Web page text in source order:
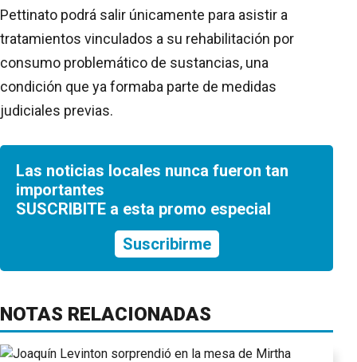
Pettinato podrá salir únicamente para asistir a
tratamientos vinculados a su rehabilitación por
consumo problemático de sustancias, una
condición que ya formaba parte de medidas
judiciales previas.
Las noticias locales nunca fueron tan
importantes
SUSCRIBITE a esta promo especial
Suscribirme
NOTAS RELACIONADAS